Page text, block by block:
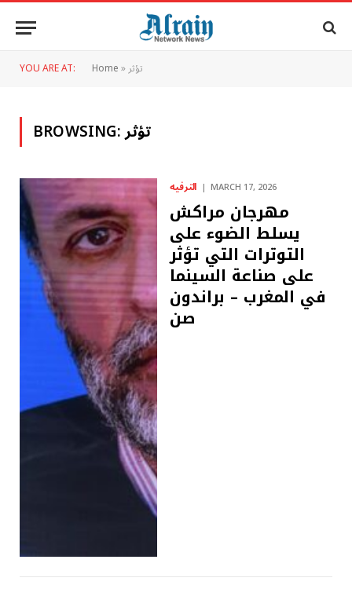
YOU ARE AT: Home»تؤثر
BROWSING:تؤثر
الترفيه MARCH 17, 2026
مهرجان مراكش
يسلط الضوء على
التوترات التي تؤثر
على صناعة السينما
في المغرب – براندون
صن